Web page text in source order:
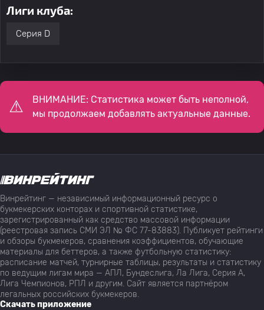
Лиги клуба:
Серия D
ВНИМАНИЕ: Статистика может быть неполной,
мы продолжаем добавлять актуальные данные.
Винрейтинг — независимый информационный ресурс о
букмекерских конторах и спортивной статистике,
зарегистрированный как средство массовой информации
(реестровая запись СМИ ЭЛ № ФС 77-83883). Публикует рейтинги
и обзоры букмекеров, сравнения коэффициентов, обучающие
материалы для беттеров, а также футбольную статистику:
расписание матчей, турнирные таблицы, результаты и статистику
по ведущим лигам мира — АПЛ, Бундеслига, Ла Лига, Серия А,
Лига Чемпионов, РПЛ и другим. Сайт является партнёром
легальных российских букмекеров.
Скачать приложение